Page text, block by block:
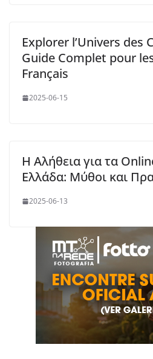
Explorer l’Univers des
Guide Complet pour
Français
2025-06-15
Η Αλήθεια για τα
Ελλάδα: Μύθοι και
2025-06-13